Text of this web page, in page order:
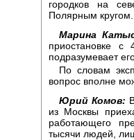
городков на
Полярным кругом.
Марина
приостановке с
подразумевает
По словам
вопрос вполне
Юрий Комов:
из Москвы
работающего
тысячи людей,